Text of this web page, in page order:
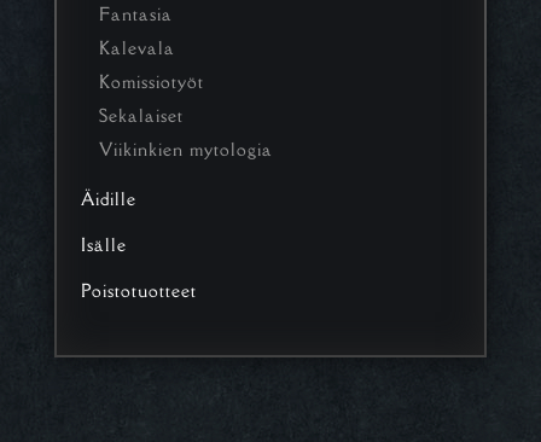
Fantasia
Kalevala
Komissiotyöt
Sekalaiset
Viikinkien mytologia
Äidille
Isälle
Poistotuotteet